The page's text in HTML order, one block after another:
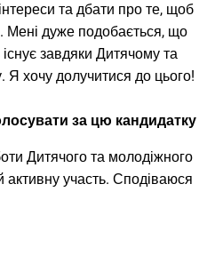
та дбати про те, щоб
Мені дуже подобається, що
завдяки Дитячому та
хочу долучитися до цього!
за цю кандидатку
Дитячого та молодіжного
активну участь. Сподіваюся